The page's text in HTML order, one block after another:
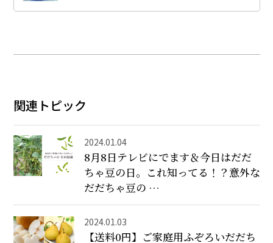
関連トピック
2024.01.04
8月8日テレビにでます＆今日はだだ
ちゃ豆の日。これ知ってる！？意外な
だだちゃ豆の …
2024.01.03
【送料0円】ご家庭用ふぞろいだだち